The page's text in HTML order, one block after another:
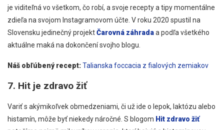
je viditeľná vo všetkom, čo robí, a svoje recepty a tipy momentálne
zdieľa na svojom Instagramovom účte. V roku 2020 spustil na
Slovensku jedinečný projektČarovná záhradaa podľa všetkého
aktuálne maká na dokončení svojho blogu.
Náš obľúbený recept:Talianska foccacia z fialových zemiakov
7. Hit je zdravo žiť
Variť s akýmikoľvek obmedzeniami, či už ide o lepok, laktózu alebo
histamín, môže byť niekedy náročné. S blogom Hit zdravo žiť